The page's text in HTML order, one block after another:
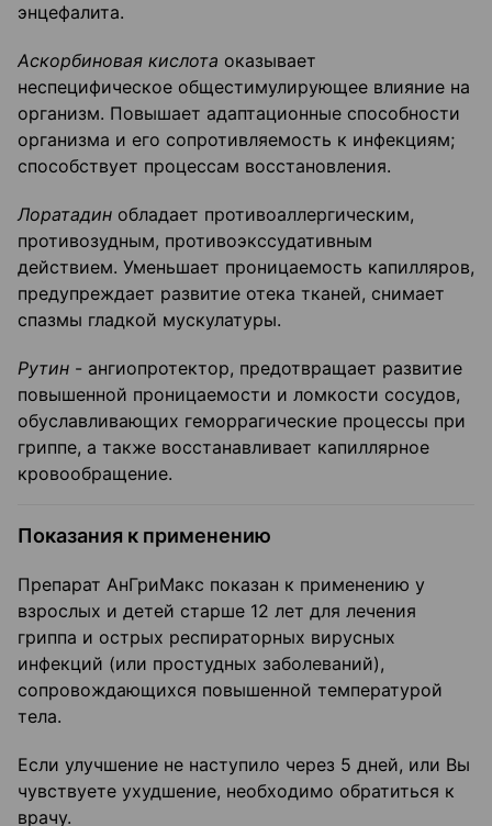
энцефалита.
Аскорбиновая кислота оказывает
неспецифическое общестимулирующее влияние на
организм. Повышает адаптационные способности
организма и его сопротивляемость к инфекциям;
способствует процессам восстановления.
Лоратадин обладает противоаллергическим,
противозудным, противоэкссудативным
действием. Уменьшает проницаемость капилляров,
предупреждает развитие отека тканей, снимает
спазмы гладкой мускулатуры.
Рутин - ангиопротектор, предотвращает развитие
повышенной проницаемости и ломкости сосудов,
обуславливающих геморрагические процессы при
гриппе, а также восстанавливает капиллярное
кровообращение.
Показания к применению
Препарат АнГриМакс показан к применению у
взрослых и детей старше 12 лет для лечения
гриппа и острых респираторных вирусных
инфекций (или простудных заболеваний),
сопровождающихся повышенной температурой
тела.
Если улучшение не наступило через 5 дней, или Вы
чувствуете ухудшение, необходимо обратиться к
врачу.